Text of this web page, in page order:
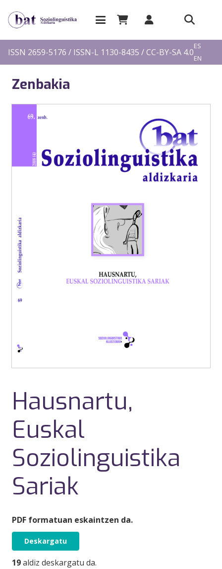
ISSN 2659-5176 / ISSN-L 1130-8435 / CC-BY-SA 4.0
ES
EN
Zenbakia
Hausnartu,
Euskal
Soziolinguistika
Sariak
PDF formatuan eskaintzen da.
Deskargatu
19aldiz deskargatu da.